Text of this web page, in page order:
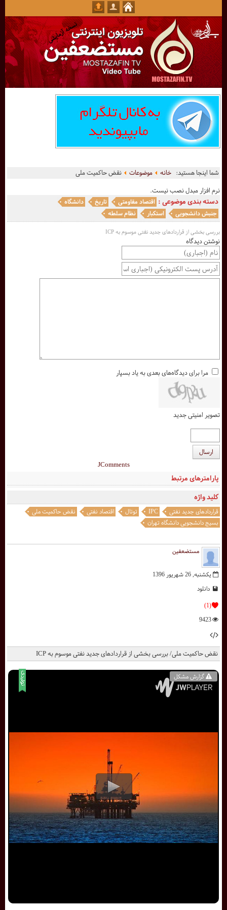
شما اینجا هستید:خانه موضوعات
نقض حاکمیت ملی
نرم افزار مبدل نصب نیست.
دسته بندی موضوعی : اقتصاد مقاومتی تاریخ
دانشگاه
جنبش دانشجویی
استکبار نظام سلطه
بررسی بخشی از قراردادهای جدید نفتی موسوم به ICP
گزارش مشکل
نقض حاکمیت ملی/ بررسی بخشی از قراردادهای جدید نفتی موسوم به ICP
مستضعفین
یکشنبه, 26 شهریور 1396
دانلود
(1)
9423
کلید واژه
قراردادهای جدید نفتی IPC توتال اقتصاد نفتی
نقض حاکمیت ملی
بسیج دانشجویی دانشگاه تهران
پارامترهای مرتبط
نوشتن دیدگاه
مرا برای دیدگاه‌های بعدی به یاد بسپار
تصویر امنیتی جدید
ارسال
JComments